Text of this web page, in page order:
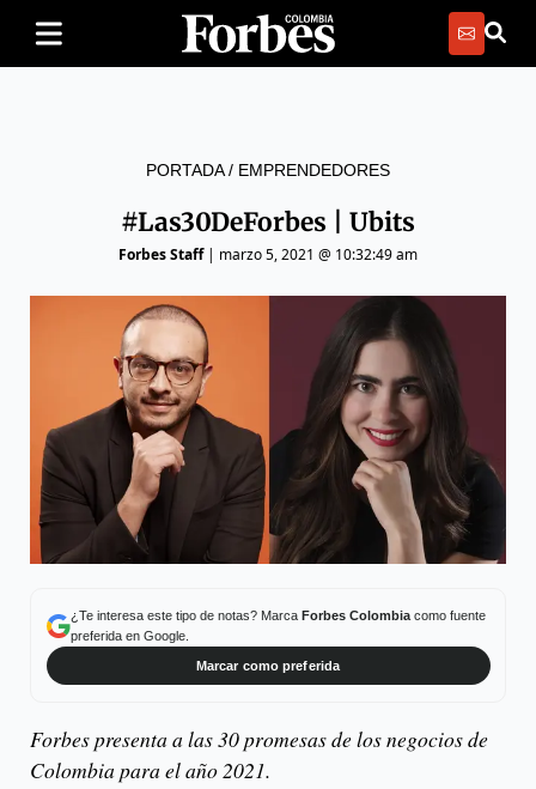
PORTADA/ EMPRENDEDORES
#Las30DeForbes | Ubits
Forbes Staff| marzo 5, 2021 @ 10:32:49 am
¿Te interesa este tipo de notas? Marca Forbes Colombiacomo fuente
preferida en Google.
Marcar como preferida
Forbes presenta a las 30 promesas de los negocios de
Colombia para el año 2021.